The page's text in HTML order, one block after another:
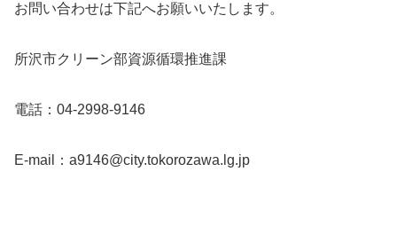
お問い合わせは下記へお願いいたします。
所沢市クリーン部資源循環推進課
電話：04-2998-9146
E-mail：a9146@city.tokorozawa.lg.jp